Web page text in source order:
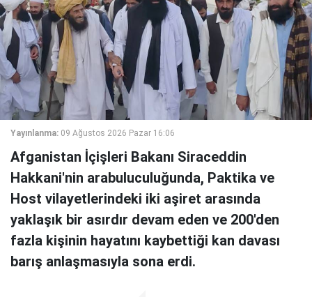
Yayınlanma: 09 Ağustos 2026 Pazar 16:06
Afganistan İçişleri Bakanı Siraceddin
Hakkani'nin arabuluculuğunda, Paktika ve
Host vilayetlerindeki iki aşiret arasında
yaklaşık bir asırdır devam eden ve 200'den
fazla kişinin hayatını kaybettiği kan davası
barış anlaşmasıyla sona erdi.